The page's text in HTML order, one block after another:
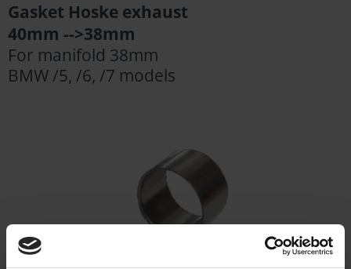
Gasket Hoske exhaust
40mm -->38mm
For manifold 38mm
BMW /5, /6, /7 models